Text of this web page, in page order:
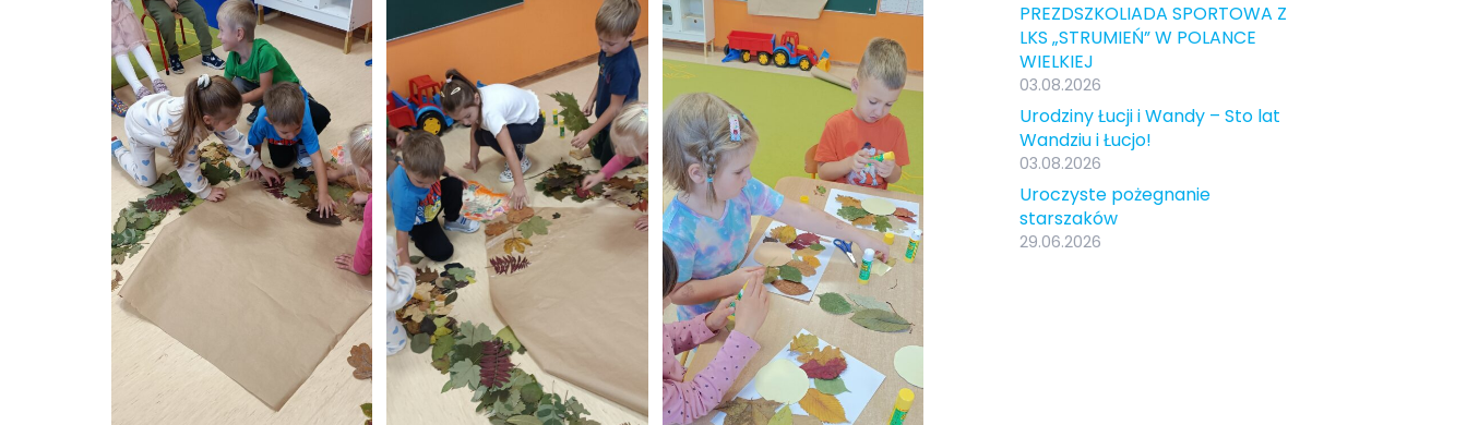
PREZDSZKOLIADA SPORTOWA Z
LKS „STRUMIEŃ” W POLANCE
WIELKIEJ
03.08.2026
Urodziny Łucji i Wandy – Sto lat
Wandziu i Łucjo!
03.08.2026
Uroczyste pożegnanie
starszaków
29.06.2026